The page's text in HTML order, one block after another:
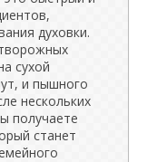
духовки.
сухой
и пышного
нескольких
получаете
станет